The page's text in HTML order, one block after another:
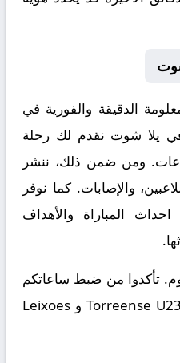
الدقيقة والفورية في
يلا شوت نقدم لك رحلة
ومن ضمن ذلك، ننشر
والإصابات. كما نوفر
المباراة والأهداف
تأكدوا من ضبط ساعاتكم
لتكونوا أول من يشاهد قمة Torreense U23 و Leixoes